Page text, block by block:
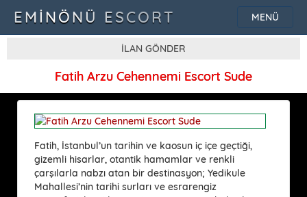
MENÜ
EMINÖNÜ ESCORT
İLAN GÖNDER
Fatih Arzu Cehennemi Escort Sude
Fatih, İstanbul’un tarihin ve kaosun iç içe geçtiği,
gizemli hisarlar, otantik hamamlar ve renkli
çarşılarla nabzı atan bir destinasyon; Yedikule
Mahallesi’nin tarihi surları ve esrarengiz